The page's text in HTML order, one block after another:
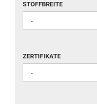
STOFFBREITE
ZERTIFIKATE